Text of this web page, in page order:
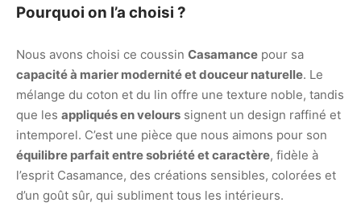
Pourquoi on l’a choisi ?
Nous avons choisi ce coussin Casamance pour sa
capacité à marier modernité et douceur naturelle. Le
mélange du coton et du lin offre une texture noble, tandis
que les appliqués en velours signent un design raffiné et
intemporel. C’est une pièce que nous aimons pour son
équilibre parfait entre sobriété et caractère, fidèle à
l’esprit Casamance, des créations sensibles, colorées et
d’un goût sûr, qui subliment tous les intérieurs.